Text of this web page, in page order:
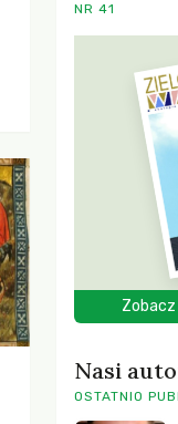
NR 41
Nasi
OSTATNIO